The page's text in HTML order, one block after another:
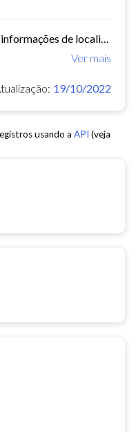
Ver mais
19/10/2022
usando a API (veja